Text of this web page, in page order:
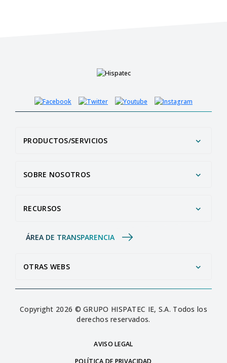
PRODUCTOS/SERVICIOS
SOBRE NOSOTROS
RECURSOS
ÁREA DE TRANSPARENCIA
OTRAS WEBS
Copyright 2026 © GRUPO HISPATEC IE, S.A. Todos los
derechos reservados.
AVISO LEGAL
POLÍTICA DE PRIVACIDAD